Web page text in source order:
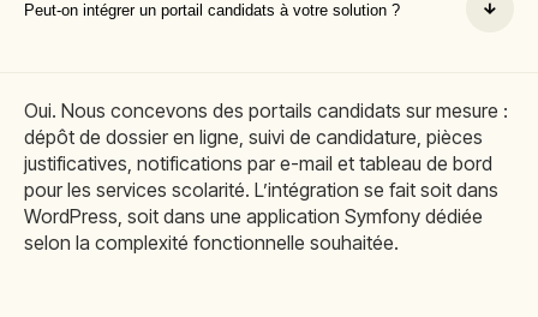
Peut-on intégrer un portail candidats à votre solution ?
Oui. Nous concevons des portails candidats sur mesure :
dépôt de dossier en ligne, suivi de candidature, pièces
justificatives, notifications par e-mail et tableau de bord
pour les services scolarité. L’intégration se fait soit dans
WordPress, soit dans une application Symfony dédiée
selon la complexité fonctionnelle souhaitée.